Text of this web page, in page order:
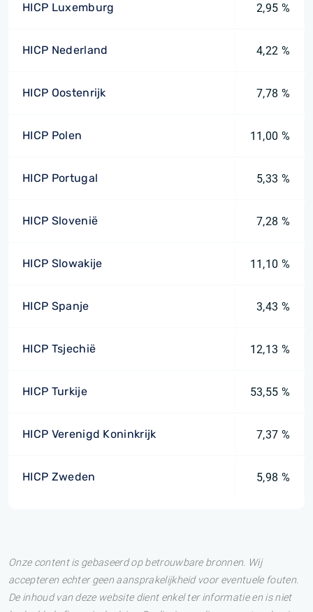
HICP Luxemburg 2,95 %
HICP Nederland 4,22 %
HICP Oostenrijk 7,78 %
HICP Polen 11,00 %
HICP Portugal 5,33 %
HICP Slovenië 7,28 %
HICP Slowakije 11,10 %
HICP Spanje 3,43 %
HICP Tsjechië 12,13 %
HICP Turkije 53,55 %
HICP Verenigd Koninkrijk 7,37 %
HICP Zweden 5,98 %
Onze content is gebaseerd op betrouwbare bronnen. Wij
accepteren echter geen aansprakelijkheid voor eventuele fouten.
De inhoud van deze website dient enkel ter informatie en is niet